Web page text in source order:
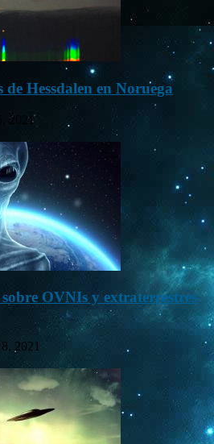
de Hessdalen en Noruega
2021
OVNIs y extraterrestres
2021